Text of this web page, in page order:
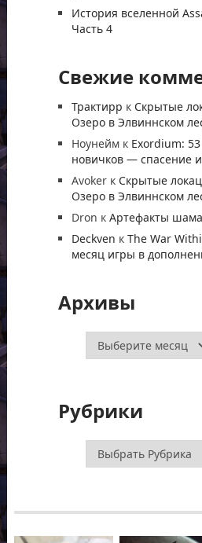
История вселенной
Часть 4
Свежие
Трактирр к Скрытые
Озеро в Элвиннском
Ноунеймк Exordium:
новичков — спасение
Avokerк Скрытые
Озеро в Элвиннском
Dron к Артефакты
Deckven к The War
месяц игры в
Архивы
Архивы
Рубрики
Рубрики